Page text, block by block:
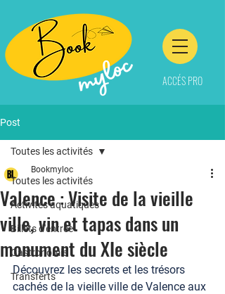
ACCÉS PRO
Post
Toutes les activités
Activités aquatiques
Billets d'entrée
Gastronomie
Transferts
Toutes les activités
Valence : Visite de la vieille
ville, vin et tapas dans un
monument du XIe siècle
Bookmyloc
Découvrez les secrets et les trésors
cachés de la vieille ville de Valence aux